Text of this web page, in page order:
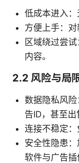
低成本进入：
方便上手：对
区域绕过尝
内容。
2.2 风险与局
数据隐私风
告ID，甚至出
连接不稳定：
安全性隐患
软件与广告插